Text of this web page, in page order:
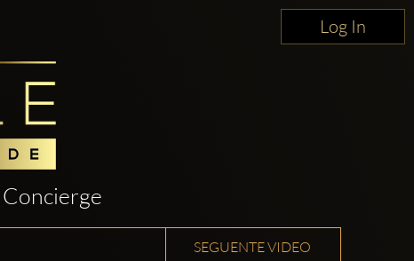
Log In
Concierge
SEGUENTE VIDEO